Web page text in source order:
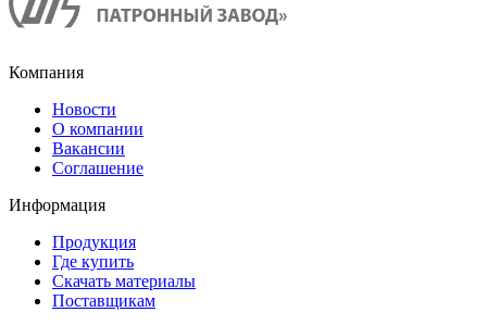
Компания
Новости
О компании
Вакансии
Соглашение
Информация
Продукция
Где купить
Скачать материалы
Поставщикам